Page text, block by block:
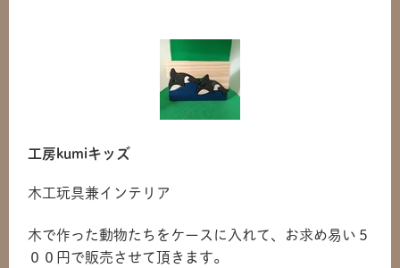
工房kumiキッズ
木工玩具兼インテリア
木で作った動物たちをケースに入れて、お求め易い５
００円で販売させて頂きます。